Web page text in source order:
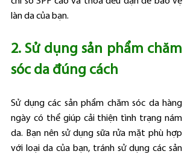
làn da của bạn.
2. Sử dụng sản phẩm chăm
sóc da đúng cách
Sử dụng các sản phẩm chăm sóc da hàng
ngày có thể giúp cải thiện tình trạng nám
da. Bạn nên sử dụng sữa rửa mặt phù hợp
với loại da của bạn, tránh sử dụng các sản